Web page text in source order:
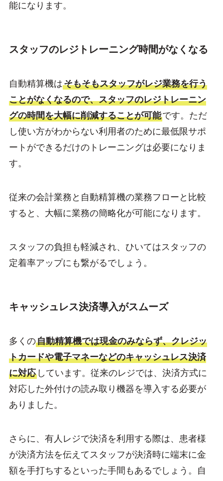
能になります。
スタッフのレジトレーニング時間がなくなる
自動精算機はそもそもスタッフがレジ業務を行う
ことがなくなるので、スタッフのレジトレーニン
グの時間を大幅に削減することが可能です。ただ
し使い方がわからない利用者のために最低限サポ
ートができるだけのトレーニングは必要になりま
す。
従来の会計業務と自動精算機の業務フローと比較
すると、大幅に業務の簡略化が可能になります。
スタッフの負担も軽減され、ひいてはスタッフの
定着率アップにも繋がるでしょう。
キャッシュレス決済導入がスムーズ
多くの自動精算機では現金のみならず、クレジッ
トカードや電子マネーなどのキャッシュレス決済
に対応しています。従来のレジでは、決済方式に
対応した外付けの読み取り機器を導入する必要が
ありました。
さらに、有人レジで決済を利用する際は、患者様
が決済方法を伝えてスタッフが決済時に端末に金
額を手打ちするといった手間もあるでしょう。自